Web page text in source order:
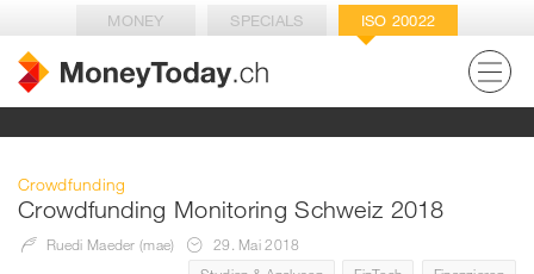
MONEY SPECIALS ISO 20022
Crowdfunding
Crowdfunding Monitoring Schweiz 2018
Ruedi Maeder (mae)
29. Mai 2018